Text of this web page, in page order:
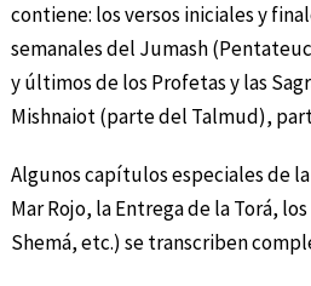
contiene: los versos iniciales y
semanales del Jumash
y últimos de los Profetas y las
Mishnaiot (parte del Talmud),
Algunos capítulos especiales de
Mar Rojo, la Entrega de la Torá,
Shemá, etc.) se transcriben